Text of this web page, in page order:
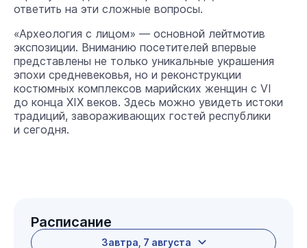
ответить на эти сложные вопросы.
«Археология с лицом» — основной лейтмотив
экспозиции. Вниманию посетителей впервые
представлены не только уникальные украшения
эпохи средневековья, но и реконструкции
костюмных комплексов марийских женщин с VI
до конца XIX веков. Здесь можно увидеть истоки
традиций, завораживающих гостей республики
и сегодня.
Расписание
Завтра, 7 августа